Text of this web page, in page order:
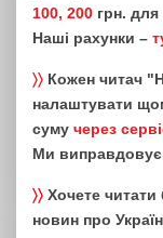
100, 200 грн.
Наші рахунки –
〉〉 Кожен читач
налаштувати
суму через
Ми
〉〉 Хочете читати
новин про